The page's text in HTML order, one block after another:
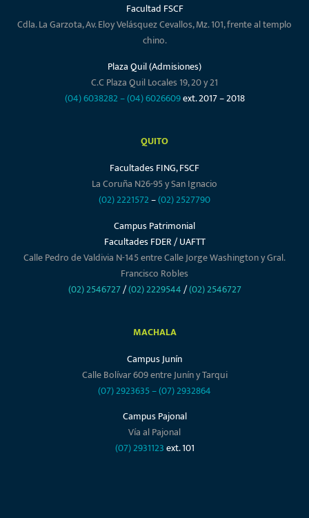
Facultad FSCF
Cdla. La Garzota, Av. Eloy Velásquez Cevallos, Mz. 101, frente al templo
chino.
Plaza Quil (Admisiones)
C.C Plaza Quil Locales 19, 20 y 21
(04) 6038282–(04) 6026609ext. 2017 – 2018
QUITO
Facultades FING, FSCF
La Coruña N26-95 y San Ignacio
(02) 2221572–(02) 2527790
Campus Patrimonial
Facultades FDER / UAFTT
Calle Pedro de Valdivia N-145 entre Calle Jorge Washington y Gral.
Francisco Robles
(02) 2546727/(02) 2229544/(02) 2546727
MACHALA
Campus Junín
Calle Bolívar 609 entre Junín y Tarqui
(07) 2923635–(07) 2932864
Campus Pajonal
Vía al Pajonal
(07) 2931123ext. 101